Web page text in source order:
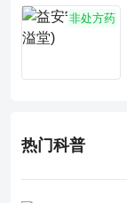
非处方药
热门科普